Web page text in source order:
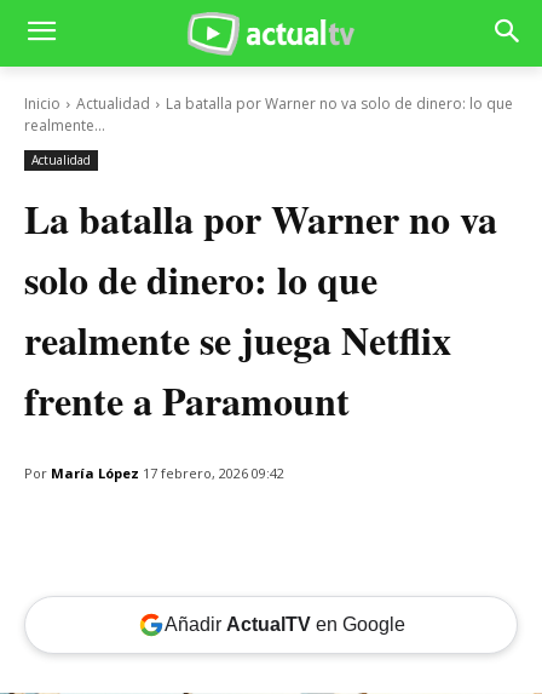
Inicio Actualidad
La batalla por Warner no va solo de dinero: lo que
realmente...
Actualidad
La batalla por Warner no va
solo de dinero: lo que
realmente se juega Netflix
frente a Paramount
Por María López 17 febrero, 2026 09:42
Añadir ActualTVen Google